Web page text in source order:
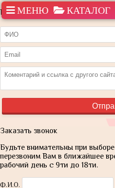
Нашли дешевле?
Заказать звонок
Будьте внимательны при
перезвоним Вам в ближайшее
рабочий день с 9ти до 18ти.
Ф.И.О.
МЕНЮ КАТАЛОГ